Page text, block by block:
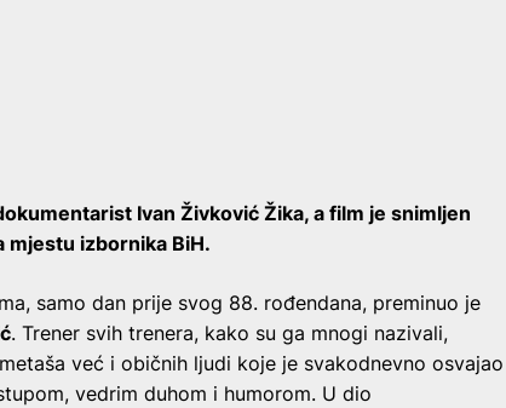
Ivan Živković Žika, a film je snimljen
mjestu izbornika BiH.
samo dan prije svog 88. rođendana, preminuo je
. Trener svih trenera, kako su ga mnogi nazivali,
već i običnih ljudi koje je svakodnevno osvajao
vedrim duhom i humorom. U dio